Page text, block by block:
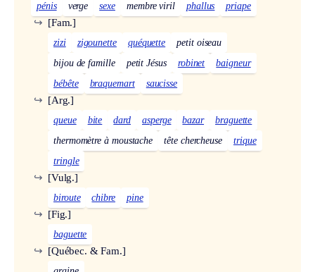
pénis verge sexe membre viril phallus priape
[Fam.]
↪
zizi zigounette quéquette
petit oiseau
bijou de famille
petit Jésus robinet
baigneur
bébête
braquemart saucisse
[Arg.]
↪
queue bite dard asperge bazar
braguette
thermomètre à moustache
tête chercheuse
trique
tringle
[Vulg.]
↪
biroute chibre pine
[Fig.]
↪
baguette
[Québec. & Fam.]
↪